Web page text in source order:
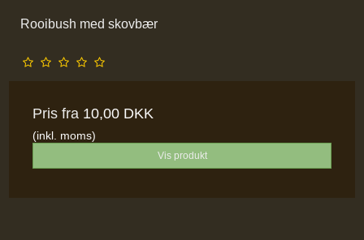
Rooibush med skovbær
Pris fra 10,00 DKK
(inkl. moms)
Vis produkt